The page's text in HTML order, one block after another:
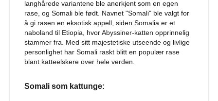
b
i
t
e
r
t
i
u
langhårede variantene ble anerkjent som en egen
rase, og Somali ble født. Navnet "Somali" ble valgt for
å gi rasen en eksotisk appell, siden Somalia er et
naboland til Etiopia, hvor Abyssiner-katten opprinnelig
stammer fra. Med sitt majestetiske utseende og livlige
personlighet har Somali raskt blitt en populær rase
blant katteelskere over hele verden.
Somali som kattunge: